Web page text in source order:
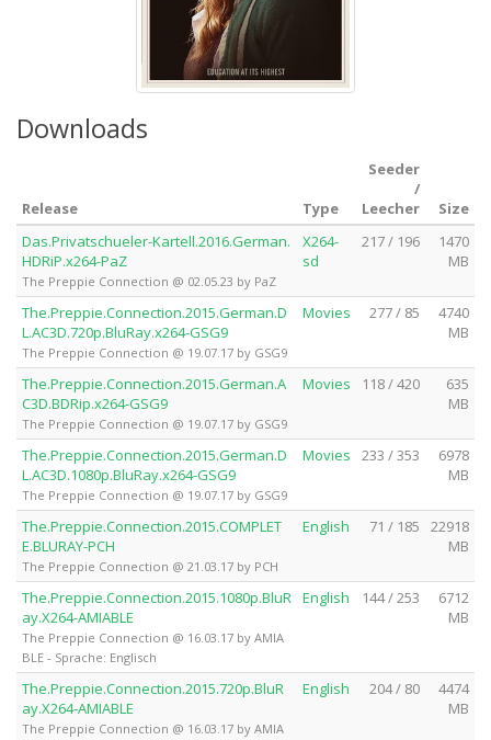
Downloads
Release Type
Seeder
/
Leecher
Size
Das.Privatschueler-Kartell.2016.German.
HDRiP.x264-PaZ
The Preppie Connection @ 02.05.23 by PaZ
X264-
sd
217 / 196
1470
MB
The.Preppie.Connection.2015.German.D
L.AC3D.720p.BluRay.x264-GSG9
The Preppie Connection @ 19.07.17 by GSG9
Movies 277 / 85
4740
MB
The.Preppie.Connection.2015.German.A
C3D.BDRip.x264-GSG9
The Preppie Connection @ 19.07.17 by GSG9
Movies 118 / 420
635
MB
The.Preppie.Connection.2015.German.D
L.AC3D.1080p.BluRay.x264-GSG9
The Preppie Connection @ 19.07.17 by GSG9
Movies 233 / 353
6978
MB
The.Preppie.Connection.2015.COMPLET
E.BLURAY-PCH
The Preppie Connection @ 21.03.17 by PCH
English 71 / 185
22918
MB
The.Preppie.Connection.2015.1080p.BluR
ay.X264-AMIABLE
The Preppie Connection @ 16.03.17 by AMIA
BLE - Sprache: Englisch
English 144 / 253
6712
MB
The.Preppie.Connection.2015.720p.BluR
ay.X264-AMIABLE
The Preppie Connection @ 16.03.17 by AMIA
English 204 / 80
4474
MB